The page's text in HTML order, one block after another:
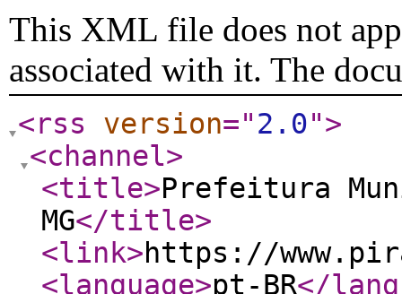
This XML file does not
associated with it. The
<rss version="2.0">
<channel>
<title>Prefeitura
MG</title>
<link>https://
<language>pt-BR</